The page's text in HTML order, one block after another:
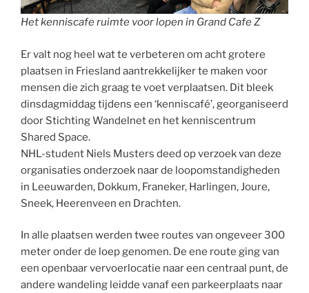
Het kenniscafe ruimte voor lopen in Grand Cafe Z
Er valt nog heel wat te verbeteren om acht grotere
plaatsen in Friesland aantrekkelijker te maken voor
mensen die zich graag te voet verplaatsen. Dit bleek
dinsdagmiddag tijdens een ‘kenniscafé’, georganiseerd
door Stichting Wandelnet en het kenniscentrum
Shared Space.
NHL-student Niels Musters deed op verzoek van deze
organisaties onderzoek naar de loopomstandigheden
in Leeuwarden, Dokkum, Franeker, Harlingen, Joure,
Sneek, Heerenveen en Drachten.
In alle plaatsen werden twee routes van ongeveer 300
meter onder de loep genomen. De ene route ging van
een openbaar vervoerlocatie naar een centraal punt, de
andere wandeling leidde vanaf een parkeerplaats naar